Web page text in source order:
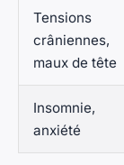
Tensions
crâniennes,
maux de tête
Insomnie,
anxiété